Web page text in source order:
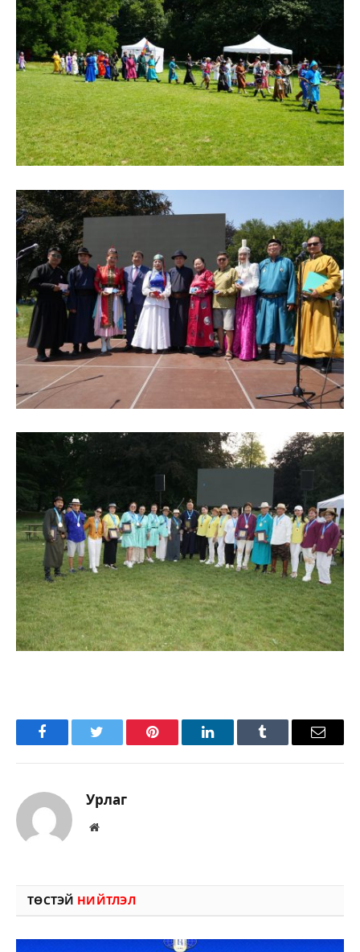
FacebookTwitter Pinterest LinkedInTumblr Имэйл
Урлаг
Вэбсайт
ТӨСТЭЙ НИЙТЛЭЛ